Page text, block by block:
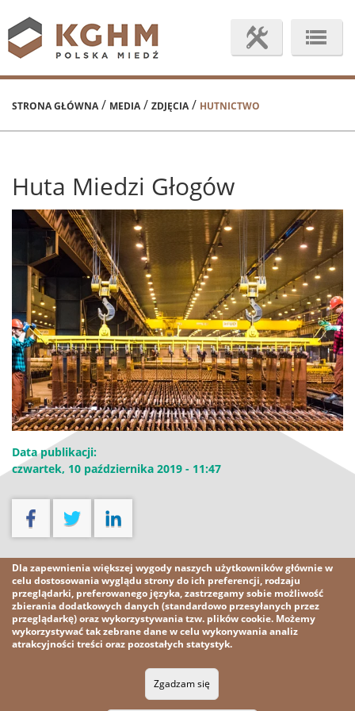
STRONA GŁÓWNA/ MEDIA/ ZDJĘCIA/ HUTNICTWO
Huta Miedzi Głogów
Data publikacji:
czwartek, 10 października 2019 - 11:47
Pobierz
Pobierz plik [12,4 MB]
Wszelkie prawa zastrzeżone
Polityka prywatności
Dla zapewnienia większej wygody naszych użytkowników głównie w
celu dostosowania wyglądu strony do ich preferencji, rodzaju
przeglądarki, preferowanego języka, zastrzegamy sobie możliwość
zbierania dodatkowych danych (standardowo przesyłanych przez
przeglądarkę) oraz wykorzystywania tzw. plików cookie. Możemy
wykorzystywać tak zebrane dane w celu wykonywania analiz
atrakcyjności treści oraz pozostałych statystyk.
Zgadzam się